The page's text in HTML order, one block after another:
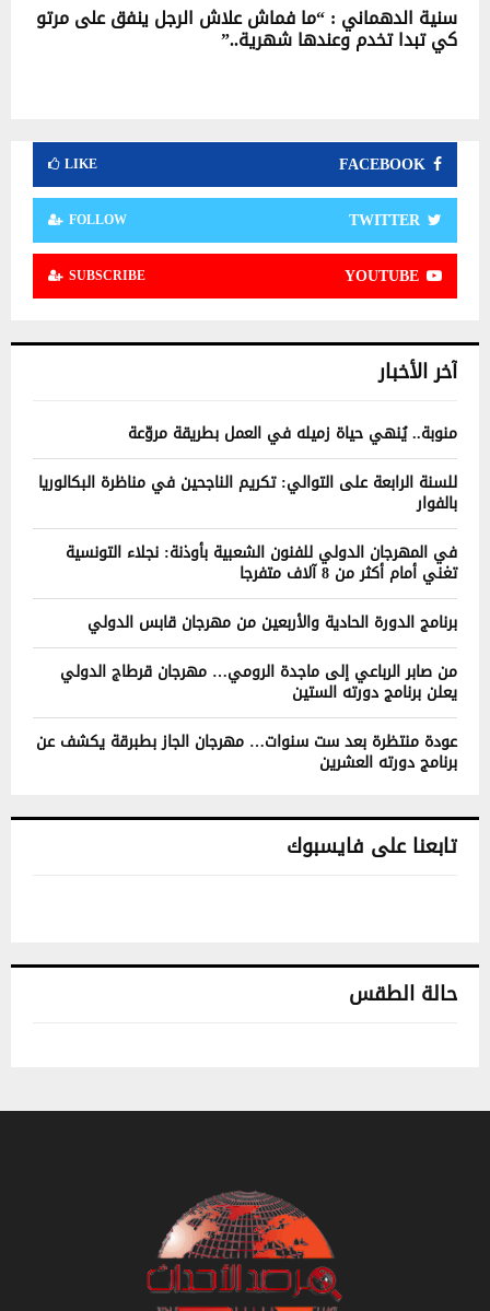
سنية الدهماني : “ما فماش علاش الرجل ينفق على مرتو
كي تبدا تخدم وعندها شهرية..”
FACEBOOK
LIKE
TWITTER
FOLLOW
YOUTUBE
SUBSCRIBE
آخر الأخبار
منوبة.. يُنهي حياة زميله في العمل بطريقة مروّعة
للسنة الرابعة على التوالي: تكريم الناجحين في مناظرة البكالوريا
بالفوار
في المهرجان الدولي للفنون الشعبية بأوذنة: نجلاء التونسية
تغني أمام أكثر من 8 آلاف متفرجا
برنامج الدورة الحادية والأربعين من مهرجان قابس الدولي
من صابر الرباعي إلى ماجدة الرومي… مهرجان قرطاج الدولي
يعلن برنامج دورته الستين
عودة منتظرة بعد ست سنوات… مهرجان الجاز بطبرقة يكشف عن
برنامج دورته العشرين
تابعنا على فايسبوك
حالة الطقس